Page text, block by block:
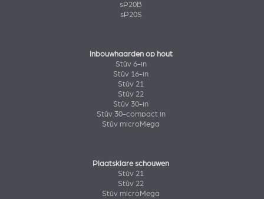
sP20B
sP20S
Inbouwhaarden op hout
Stûv 6-in
Stûv 16-in
Stûv 21
Stûv 22
Stûv 30-in
Stûv 30-compact in
Stûv microMega
Plaatsklare schouwen
Stûv 21
Stûv 22
Stûv microMega